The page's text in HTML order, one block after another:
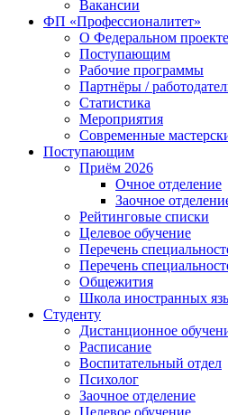
Вакансии
ФП «Профессионалитет»
О Федеральном проекте
Поступающим
Рабочие программы
Партнёры /
Статистика
Мероприятия
Современные
Поступающим
Приём 2026
Очное отделение
Заочное
Рейтинговые списки
Целевое обучение
Перечень
Перечень
Общежития
Школа иностранных
Студенту
Дистанционное
Расписание
Воспитательный отдел
Психолог
Заочное отделение
Целевое обучение